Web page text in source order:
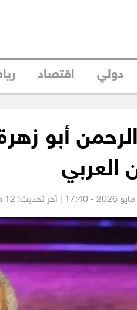
دولي اقتصاد
أبو
العربي
| آخر تحديث: 12 مايو 2026 - 18:11